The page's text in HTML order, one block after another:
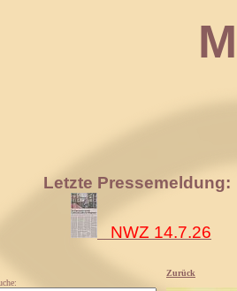
Letzte Pressemeldung:
NWZ 14.7.26
Zurück